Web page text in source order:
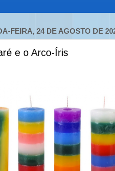
FEIRA, 24 DE AGOSTO DE
e o Arco-Íris